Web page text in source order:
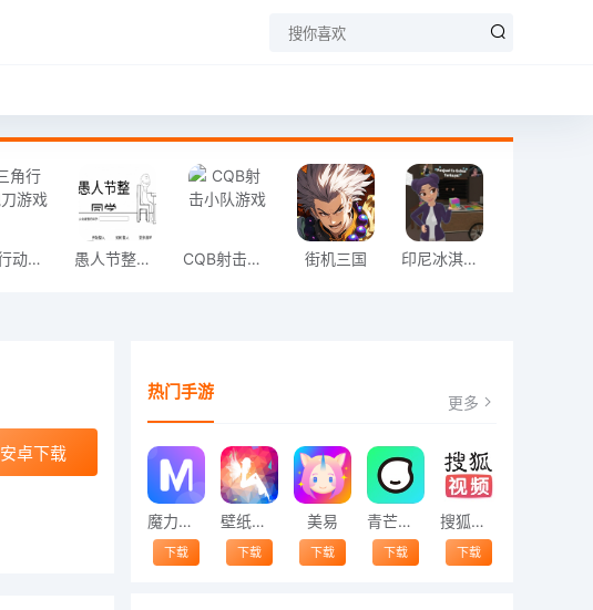
三角行动跑刀游戏 愚人节整同学 CQB射击小队游戏 街机三国 印尼冰淇淋店模拟器
安卓下载
热门手游 更多
魔力相册
下载
壁纸精灵
下载
美易
下载
青芒交友软件官方版2021 v1.3
下载
搜狐视频app免费送会员下载安装到手机 v8.8.5
下载